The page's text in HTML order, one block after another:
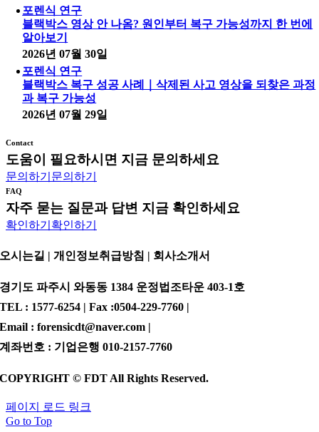
포렌식 연구
블랙박스 영상 안 나옴? 원인부터 복구 가능성까지 한 번에
알아보기
2026년 07월 30일
포렌식 연구
블랙박스 복구 성공 사례｜삭제된 사고 영상을 되찾은 과정
과 복구 가능성
2026년 07월 29일
Contact
도움이 필요하시면 지금 문의하세요
문의하기 문의하기
FAQ
자주 묻는 질문과 답변 지금 확인하세요
확인하기 확인하기
오시는길 | 개인정보취급방침 | 회사소개서
경기도 파주시 와동동 1384 운정법조타운 403-1호
TEL : 1577-6254 | Fax :0504-229-7760 |
Email : forensicdt@naver.com |
계좌번호 : 기업은행 010-2157-7760
COPYRIGHT © FDT All Rights Reserved.
페이지 로드 링크
Go to Top